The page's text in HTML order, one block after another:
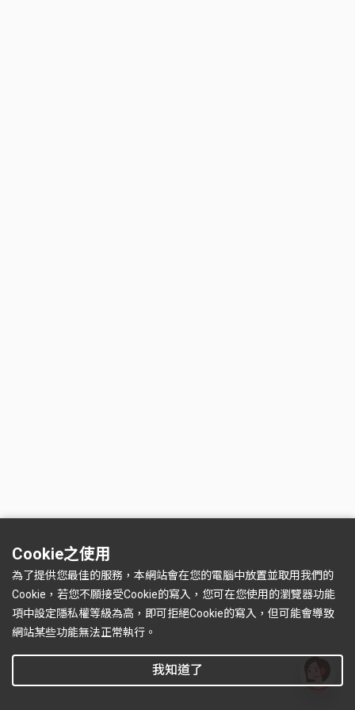
Cookie之使用
為了提供您最佳的服務，本網站會在您的電腦中放置並取用我們的
Cookie，若您不願接受Cookie的寫入，您可在您使用的瀏覽器功能
項中設定隱私權等級為高，即可拒絕Cookie的寫入，但可能會導致
網站某些功能無法正常執行。
我知道了